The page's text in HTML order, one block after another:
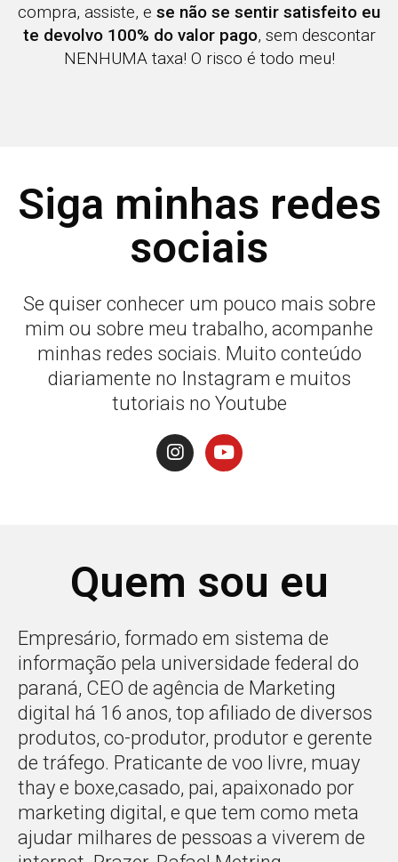
compra, assiste, e se não se sentir satisfeito eu
te devolvo 100% do valor pago, sem descontar
NENHUMA taxa! O risco é todo meu!
Siga minhas redes
sociais
Se quiser conhecer um pouco mais sobre
mim ou sobre meu trabalho, acompanhe
minhas redes sociais. Muito conteúdo
diariamente no Instagram e muitos
tutoriais no Youtube
Quem sou eu
Empresário, formado em sistema de
informação pela universidade federal do
paraná, CEO de agência de Marketing
digital há 16 anos, top afiliado de diversos
produtos, co-produtor, produtor e gerente
de tráfego. Praticante de voo livre, muay
thay e boxe,casado, pai, apaixonado por
marketing digital, e que tem como meta
ajudar milhares de pessoas a viverem de